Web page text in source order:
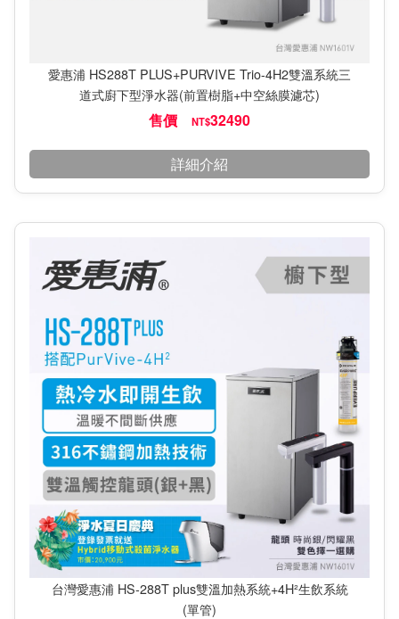
愛惠浦 HS288T PLUS+PURVIVE Trio-4H2雙溫系統三
道式廚下型淨水器(前置樹脂+中空絲膜濾芯)
售價 NT$32490
詳細介紹
台灣愛惠浦 HS-288T plus雙溫加熱系統+4H²生飲系統
(單管)